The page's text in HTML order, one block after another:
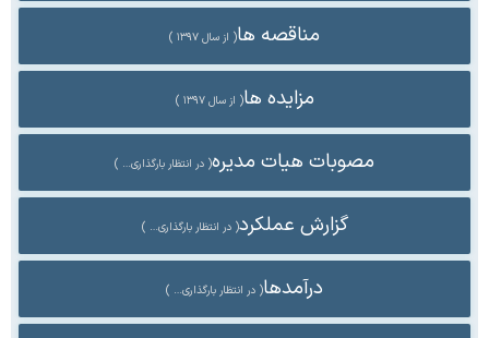
مناقصه ها( از سال ۱۳۹۷ )
مزایده ها( از سال ۱۳۹۷ )
مصوبات هیات مدیره( در انتظار بارگذاری… )
گزارش عملکرد( در انتظار بارگذاری… )
درآمدها( در انتظار بارگذاری… )